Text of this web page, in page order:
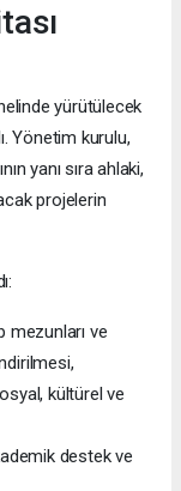
yürütülecek
Yönetim kurulu,
yanı sıra ahlaki,
projelerin
mezunları ve
kültürel ve
destek ve